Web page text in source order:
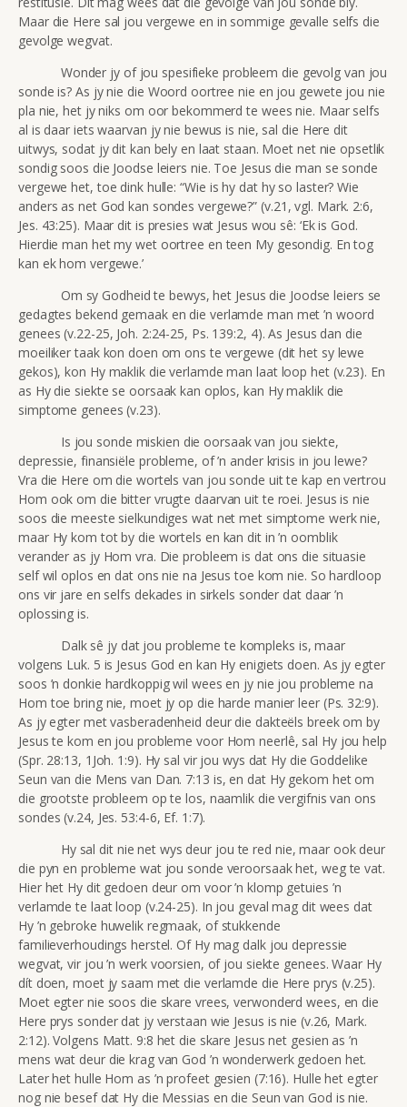
Maar die Here sal jou vergewe en in sommige gevalle selfs die
gevolge wegvat.
Wonder jy of jou spesifieke probleem die gevolg van jou
sonde is? As jy nie die Woord oortree nie en jou gewete jou nie
pla nie, het jy niks om oor bekommerd te wees nie. Maar selfs
al is daar iets waarvan jy nie bewus is nie, sal die Here dit
uitwys, sodat jy dit kan bely en laat staan. Moet net nie opsetlik
sondig soos die Joodse leiers nie. Toe Jesus die man se sonde
vergewe het, toe dink hulle:“Wie is hy dat hy so laster? Wie
anders as net God kan sondes vergewe?” (v.21, vgl. Mark. 2:6,
Jes. 43:25). Maar dit is presies wat Jesus wou sê: ‘Ek is God.
Hierdie man het my wet oortree en teen My gesondig. En tog
kan ek hom vergewe.’
Om sy Godheid te bewys, het Jesus die Joodse leiers se
gedagtes bekend gemaak en die verlamde man met ’n woord
genees (v.22-25, Joh. 2:24-25, Ps. 139:2, 4). As Jesus dan die
moeiliker taak kon doen om ons te vergewe (dit het sy lewe
gekos), kon Hy maklik die verlamde man laat loop het (v.23). En
as Hy die siekte se oorsaak kan oplos, kan Hy maklik die
simptome genees (v.23).
Is jou sonde miskien die oorsaak van jou siekte,
depressie, finansiële probleme, of ’n ander krisis in jou lewe?
Vra die Here om die wortels van jou sonde uit te kap en vertrou
Hom ook om die bitter vrugte daarvan uit te roei. Jesus is nie
soos die meeste sielkundiges wat net met simptome werk nie,
maar Hy kom tot by die wortels en kan dit in ’n oomblik
verander as jy Hom vra. Die probleem is dat ons die situasie
self wil oplos en dat ons nie na Jesus toe kom nie. So hardloop
ons vir jare en selfs dekades in sirkels sonder dat daar ’n
oplossing is.
Dalk sê jy dat jou probleme te kompleks is, maar
volgens Luk. 5 is Jesus God en kan Hy enigiets doen. As jy egter
soos ’n donkie hardkoppig wil wees en jy nie jou probleme na
Hom toe bring nie, moet jy op die harde manier leer (Ps. 32:9).
As jy egter met vasberadenheid deur die dakteëls breek om by
Jesus te kom en jou probleme voor Hom neerlê, sal Hy jou help
(Spr. 28:13, 1Joh. 1:9). Hy sal vir jou wys dat Hy die Goddelike
Seun van die Mens van Dan. 7:13 is, en dat Hy gekom het om
die grootste probleem op te los, naamlik die vergifnis van ons
sondes (v.24, Jes. 53:4-6, Ef. 1:7).
Hy sal dit nie net wys deur jou te red nie, maar ook deur
die pyn en probleme wat jou sonde veroorsaak het, weg te vat.
Hier het Hy dit gedoen deur om voor ’n klomp getuies ’n
verlamde te laat loop (v.24-25). In jou geval mag dit wees dat
Hy ’n gebroke huwelik regmaak, of stukkende
familieverhoudings herstel. Of Hy mag dalk jou depressie
wegvat, vir jou ’n werk voorsien, of jou siekte genees. Waar Hy
dít doen, moet jy saam met die verlamde die Here prys (v.25).
Moet egter nie soos die skare vrees, verwonderd wees, en die
Here prys sonder dat jy verstaan wie Jesus is nie (v.26, Mark.
2:12). Volgens Matt. 9:8 het die skare Jesus net gesien as ’n
mens wat deur die krag van God ’n wonderwerk gedoen het.
Later het hulle Hom as ’n profeet gesien (7:16). Hulle het egter
nog nie besef dat Hy die Messias en die Seun van God is nie.